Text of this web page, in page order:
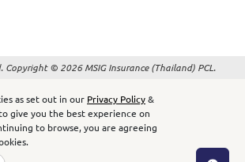
Copyright © 2026 MSIG Insurance (Thailand) PCL.
as set out in our Privacy Policy&
give you the best experience on
to browse, you are agreeing